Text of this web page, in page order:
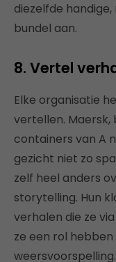
diezelfde
bundel aan.
8. Vertel
Elke organisatie
vertellen. Maersk,
containers van A
gezicht niet zo
zelf heel anders
storytelling. Hun
verhalen die ze
ze een rol